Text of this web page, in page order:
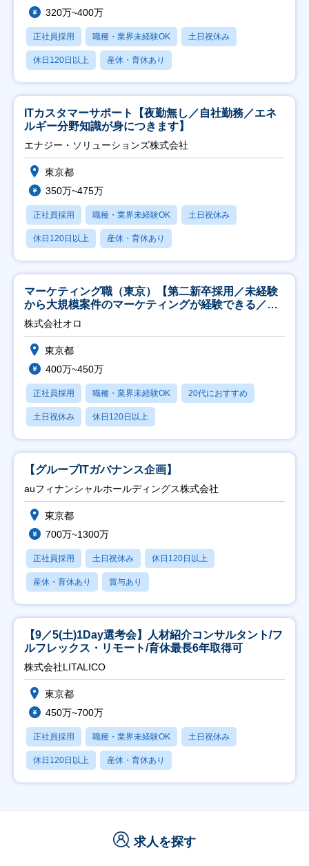
320万~400万
正社員採用 職種・業界未経験OK 土日祝休み
休日120日以上 産休・育休あり
ITカスタマーサポート【夜勤無し／自社勤務／エネ
ルギー分野知識が身につきます】
エナジー・ソリューションズ株式会社
東京都
350万~475万
正社員採用 職種・業界未経験OK 土日祝休み
休日120日以上 産休・育休あり
マーケティング職（東京）【第二新卒採用／未経験
から大規模案件のマーケティングが経験できる／研
修充実】
株式会社オロ
東京都
400万~450万
正社員採用 職種・業界未経験OK 20代におすすめ
土日祝休み 休日120日以上
【グループITガバナンス企画】
auフィナンシャルホールディングス株式会社
東京都
700万~1300万
正社員採用 土日祝休み 休日120日以上
産休・育休あり 賞与あり
【9／5(土)1Day選考会】人材紹介コンサルタント/フ
ルフレックス・リモート/育休最長6年取得可
株式会社LITALICO
東京都
450万~700万
正社員採用 職種・業界未経験OK 土日祝休み
休日120日以上 産休・育休あり
求人を探す